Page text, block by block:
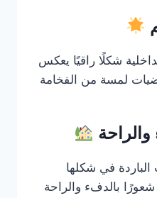
شكلًا راقيًا يعكس
لمسة من الفخامة
في شكلها
بالدفء والراحة